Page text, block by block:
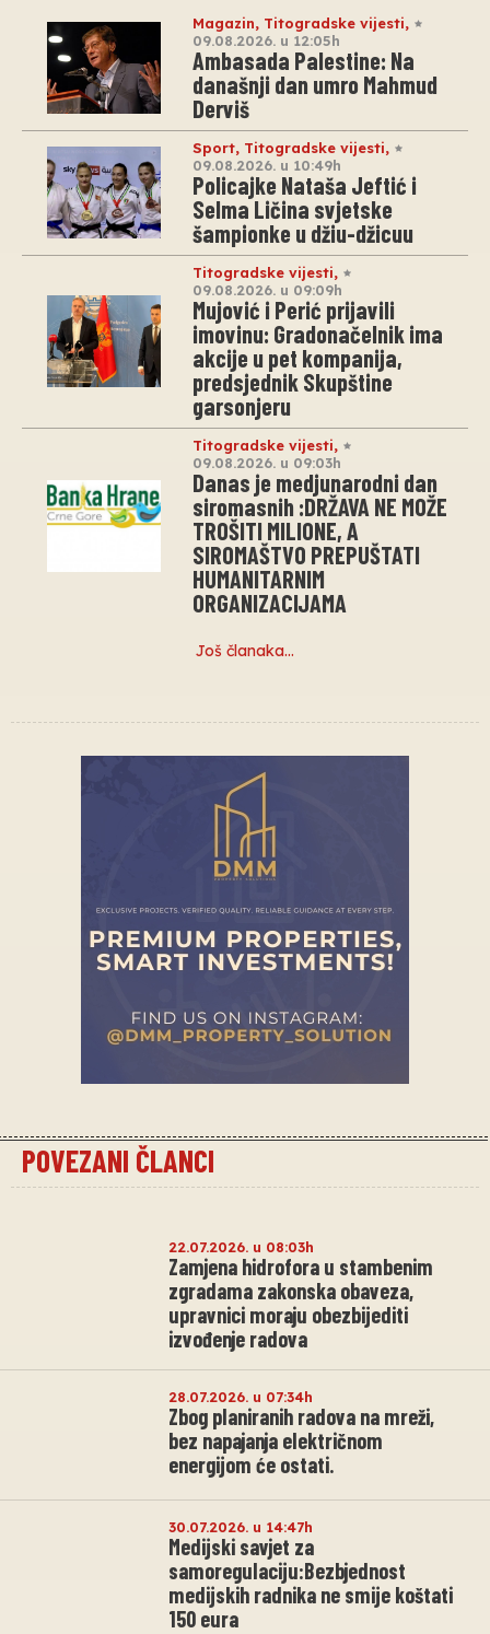
Magazin, Titogradske vijesti,
09.08.2026. u 12:05h
Ambasada Palestine: Na
današnji dan umro Mahmud
Derviš
Sport, Titogradske vijesti,
09.08.2026. u 10:49h
Policajke Nataša Jeftić i
Selma Ličina svjetske
šampionke u džiu-džicuu
Titogradske vijesti,
09.08.2026. u 09:09h
Mujović i Perić prijavili
imovinu: Gradonačelnik ima
akcije u pet kompanija,
predsjednik Skupštine
garsonjeru
Titogradske vijesti,
09.08.2026. u 09:03h
Danas je medjunarodni dan
siromasnih :DRŽAVA NE MOŽE
TROŠITI MILIONE, A
SIROMAŠTVO PREPUŠTATI
HUMANITARNIM
ORGANIZACIJAMA
Još članaka…
POVEZANI ČLANCI
22.07.2026. u 08:03h
Zamjena hidrofora u stambenim
zgradama zakonska obaveza,
upravnici moraju obezbijediti
izvođenje radova
28.07.2026. u 07:34h
Zbog planiranih radova na mreži,
bez napajanja električnom
energijom će ostati.
30.07.2026. u 14:47h
Medijski savjet za
samoregulaciju:Bezbjednost
medijskih radnika ne smije koštati
150 eura